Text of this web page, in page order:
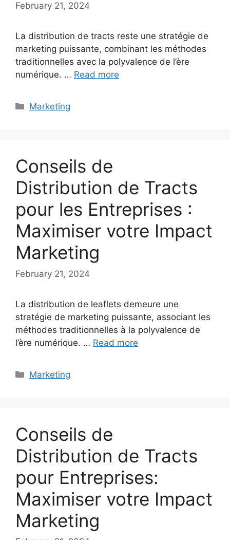
February 21, 2024
La distribution de tracts reste une stratégie de
marketing puissante, combinant les méthodes
traditionnelles avec la polyvalence de l’ère
numérique. … Read more
Categories
Marketing
Conseils de
Distribution de Tracts
pour les Entreprises :
Maximiser votre Impact
Marketing
February 21, 2024
La distribution de leaflets demeure une
stratégie de marketing puissante, associant les
méthodes traditionnelles à la polyvalence de
l’ère numérique. … Read more
Categories
Marketing
Conseils de
Distribution de Tracts
pour Entreprises:
Maximiser votre Impact
Marketing